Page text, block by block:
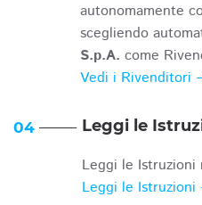
autonomamente
scegliendo
S.p.A. come
Vedi i Rivenditori
04 Leggi le
Leggi le Istruzioni
Leggi le Istruzioni